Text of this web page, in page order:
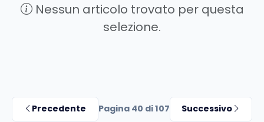
Nessun articolo trovato per questa
selezione.
Precedente Pagina 40 di 107 Successivo